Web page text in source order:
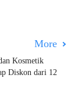
More
Kosmetik
Diskon dari 12